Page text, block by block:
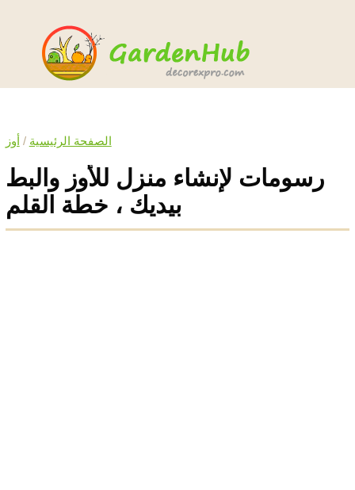
الصفحة الرئيسية / أوز
رسومات لإنشاء منزل للأوز والبط
بيديك ، خطة القلم